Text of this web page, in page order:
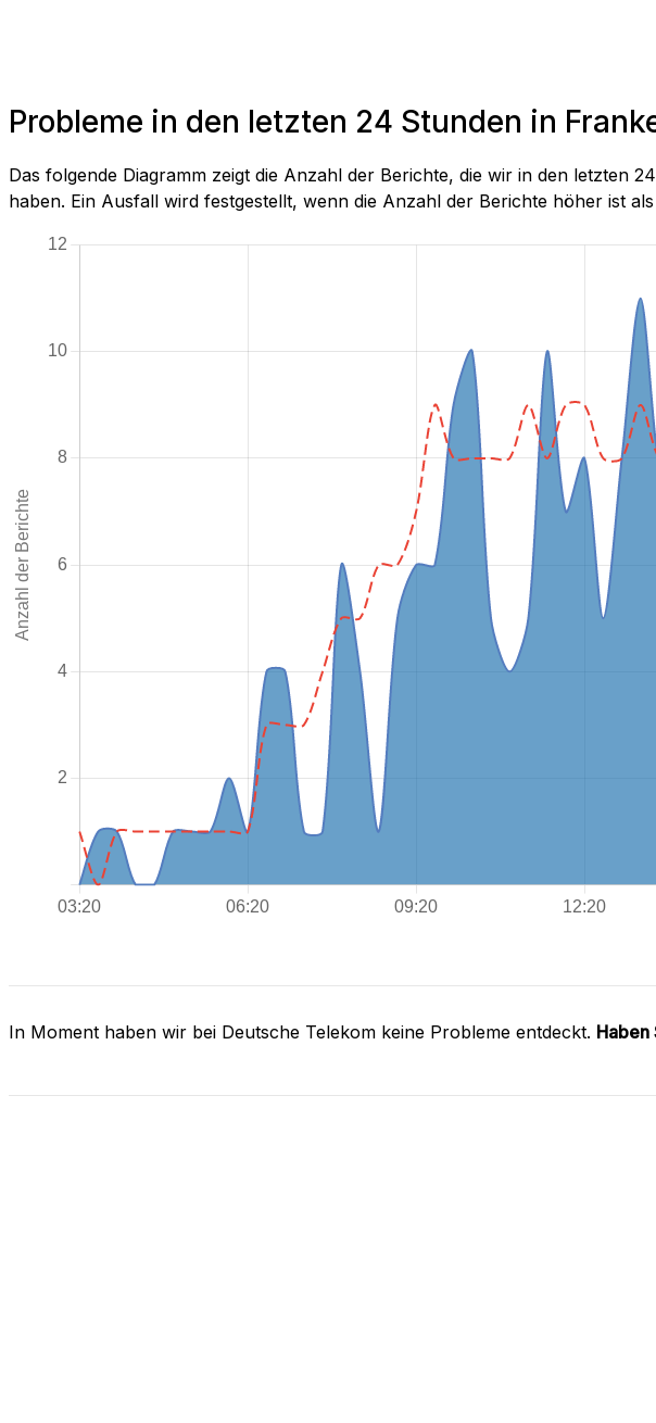
Probleme in den letzten 24 Stunden in
Das folgende Diagramm zeigt die Anzahl der Berichte, die wir in den letzten
haben. Ein Ausfall wird festgestellt, wenn die Anzahl der Berichte höher ist
In Moment haben wir bei Deutsche Telekom keine Probleme entdeckt. Haben